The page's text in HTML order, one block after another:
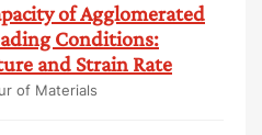
of Agglomerated
Conditions:
and Strain Rate
of Materials